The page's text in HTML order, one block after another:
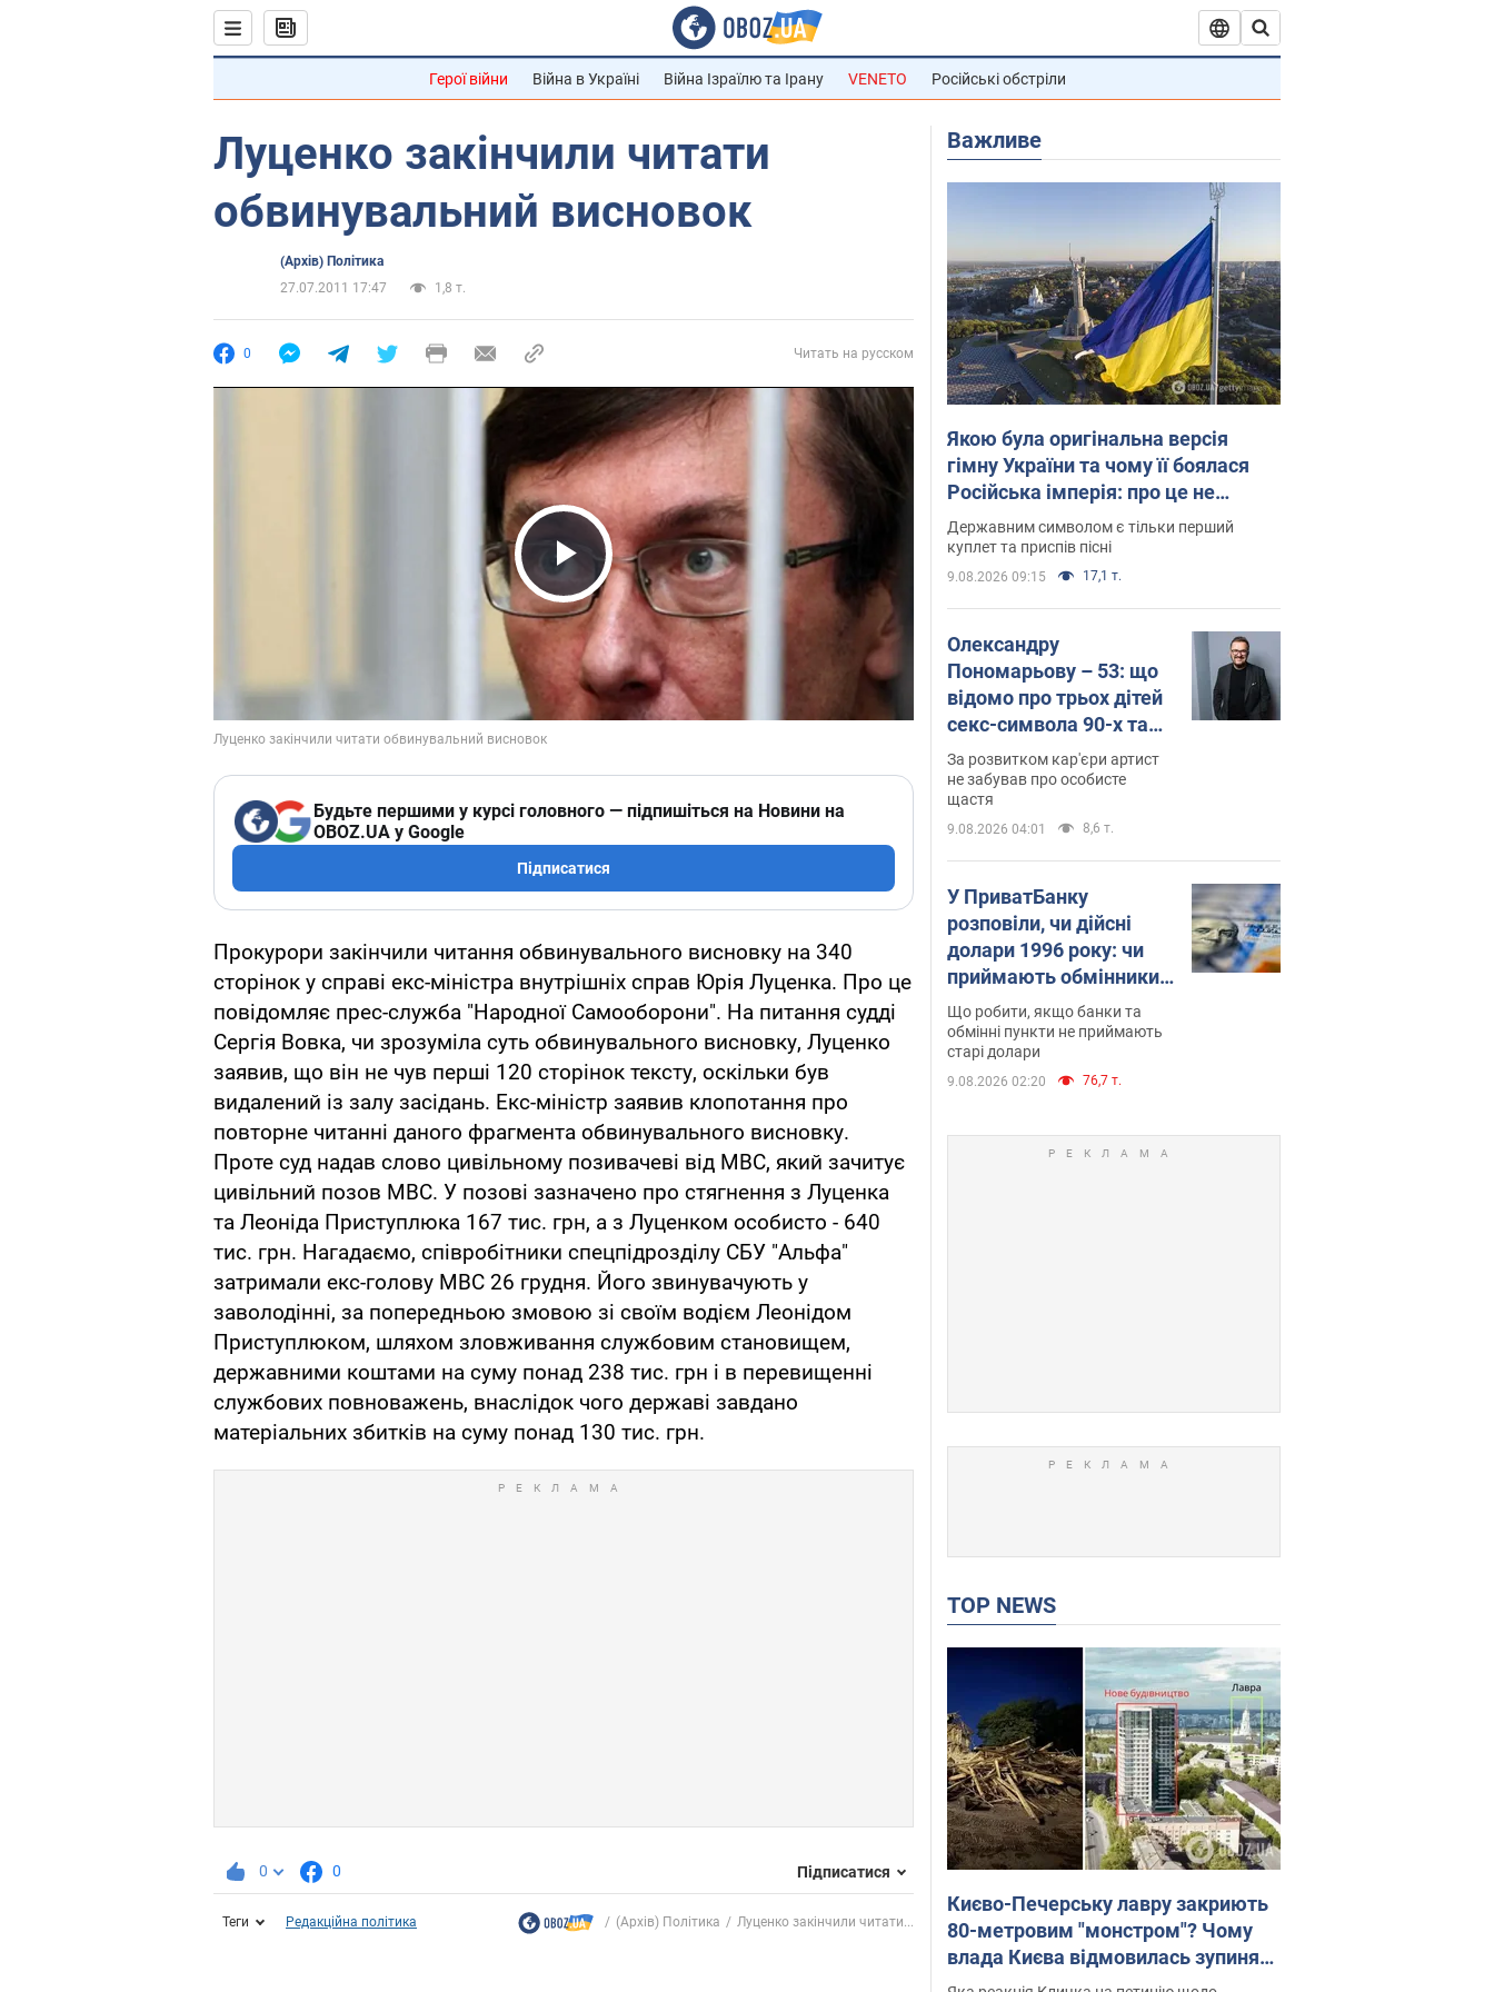
Герої війни Війна в Україні Війна Ізраїлю та Ірану VENETO Російські обстріли
Луценко закінчили читати
обвинувальний висновок
(Архів) Політика
27.07.2011 17:47
1,8 т.
0 Читать на русском
Play Video
Будьте першими у курсі головного — підпишіться на Новини на
OBOZ.UA у Google
Підписатися
Прокурори закінчили читання обвинувального висновку на 340
сторінок у справі екс-міністра внутрішніх справ Юрія Луценка. Про це
повідомляє прес-служба "Народної Самооборони". На питання судді
Сергія Вовка, чи зрозуміла суть обвинувального висновку, Луценко
заявив, що він не чув перші 120 сторінок тексту, оскільки був
видалений із залу засідань. Екс-міністр заявив клопотання про
повторне читанні даного фрагмента обвинувального висновку.
Проте суд надав слово цивільному позивачеві від МВС, який зачитує
цивільний позов МВС. У позові зазначено про стягнення з Луценка
та Леоніда Приступлюка 167 тис. грн, а з Луценком особисто - 640
тис. грн. Нагадаємо, співробітники спецпідрозділу СБУ "Альфа"
затримали екс-голову МВС 26 грудня. Його звинувачують у
заволодінні, за попередньою змовою зі своїм водієм Леонідом
Приступлюком, шляхом зловживання службовим становищем,
державними коштами на суму понад 238 тис. грн і в перевищенні
службових повноважень, внаслідок чого державі завдано
матеріальних збитків на суму понад 130 тис. грн.
0 0 Підписатися
Теги Редакційна політика (Архів) Політика Луценко закінчили читати...
Важливе
Якою була оригінальна версія
гімну України та чому її боялася
Російська імперія: про це не
розповідають у школі
Державним символом є тільки перший
куплет та приспів пісні
9.08.2026 09:15 17,1 т.
Олександру
Пономарьову – 53: що
відомо про трьох дітей
секс-символа 90-х та
який вигляд вони
мають
За розвитком кар'єри артист
не забував про особисте
щастя
9.08.2026 04:01 8,6 т.
У ПриватБанку
розповіли, чи дійсні
долари 1996 року: чи
приймають обмінники
та банки такі купюри
Що робити, якщо банки та
обмінні пункти не приймають
старі долари
9.08.2026 02:20 76,7 т.
TOP NEWS
Києво-Печерську лавру закриють
80-метровим "монстром"? Чому
влада Києва відмовилась зупиняти
будівництво хмарочоса